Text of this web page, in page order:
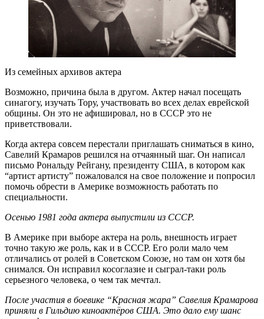
Из семейных архивов актера
Возможно, причина была в другом. Актер начал посещать
синагогу, изучать Тору, участвовать во всех делах еврейской
общины. Он это не афишировал, но в СССР это не
приветствовали.
Когда актера совсем перестали приглашать сниматься в кино,
Савелий Крамаров решился на отчаянный шаг. Он написал
письмо Рональду Рейгану, президенту США, в котором как
“артист артисту” пожаловался на свое положение и попросил
помочь обрести в Америке возможность работать по
специальности.
Осенью 1981 года актера выпустили из СССР.
В Америке при выборе актера на роль, внешность играет
точно такую же роль, как и в СССР. Его роли мало чем
отличались от ролей в Советском Союзе, но там он хотя бы
снимался. Он исправил косоглазие и сыграл-таки роль
серьезного человека, о чем так мечтал.
После участия в боевике “Красная жара” Савелия Крамарова
приняли в Гильдию киноактёров США. Это дало ему шанс